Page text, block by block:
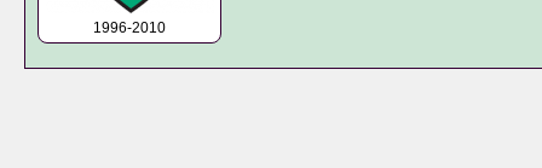
1996-2010